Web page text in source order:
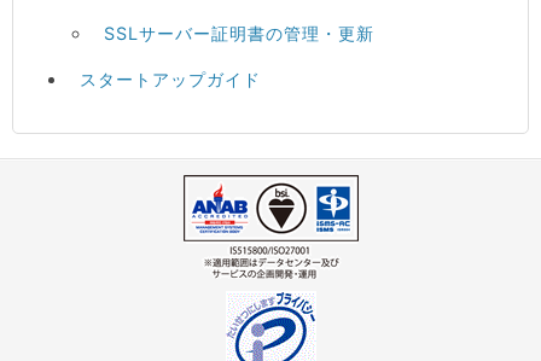
SSLサーバー証明書の管理・更新
スタートアップガイド